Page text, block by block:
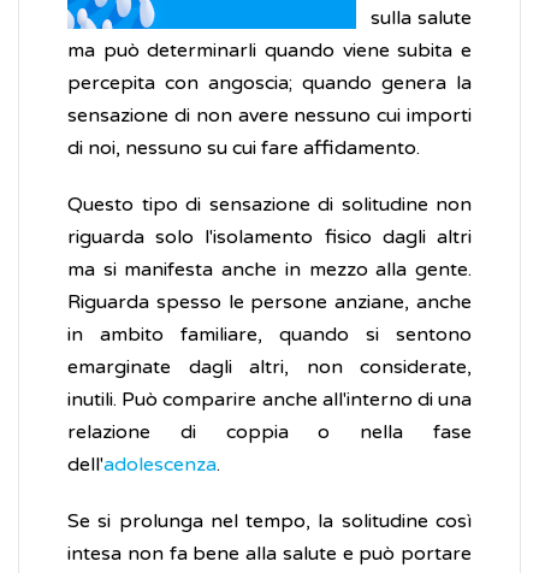
sulla salute
ma può determinarli quando viene subita e
percepita con angoscia; quando genera la
sensazione di non avere nessuno cui importi
di noi, nessuno su cui fare affidamento.
Questo tipo di sensazione di solitudine non
riguarda solo l'isolamento fisico dagli altri
ma si manifesta anche in mezzo alla gente.
Riguarda spesso le persone anziane, anche
in ambito familiare, quando si sentono
emarginate dagli altri, non considerate,
inutili. Può comparire anche all'interno di una
relazione di coppia o nella fase
dell'adolescenza.
Se si prolunga nel tempo, la solitudine così
intesa non fa bene alla salute e può portare